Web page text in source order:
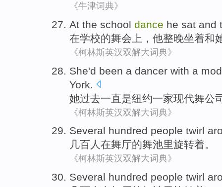
《牛津词典》
At the school dance he sat and
在学校的舞会上 ， 他整晚坐着和
《柯林斯英汉双解大词典》
She'd been a dancer with a
York
她过去一直是纽约一家现代舞公
《柯林斯英汉双解大词典》
Several hundred people twirl
几百人 在舞厅的舞池里旋转着。
《柯林斯英汉双解大词典》
Several hundred people twirl